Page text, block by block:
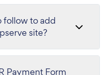
follow to add
site?
Payment Form